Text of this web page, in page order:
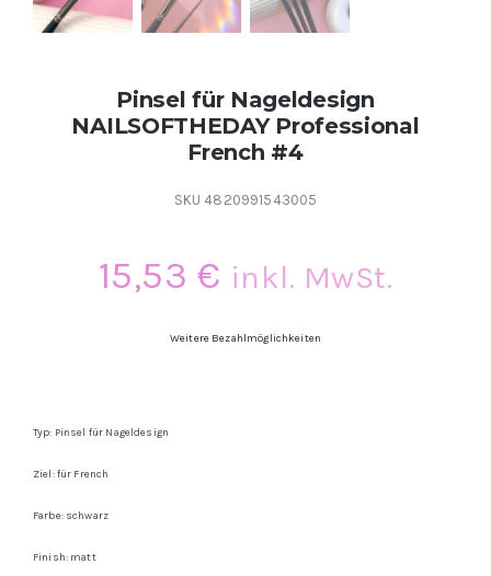
Pinsel für Nageldesign
NAILSOFTHEDAY Professional
French #4
SKU 4820991543005
15,53 € inkl. MwSt.
Weitere Bezahlmöglichkeiten
Typ: Pinsel für Nageldesign
Ziel: für French
Farbe: schwarz
Finish: matt